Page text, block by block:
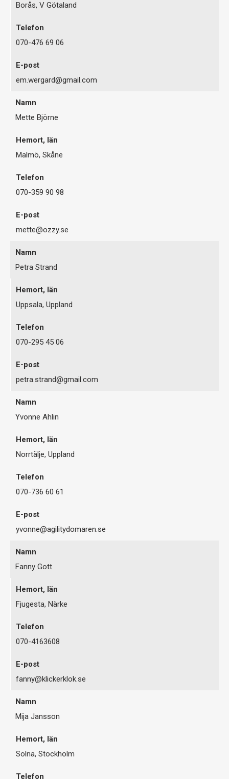
Borås, V Götaland
070-476 69 06
em.wergard@gmail.com
Mette Björne
Malmö, Skåne
070-359 90 98
mette@ozzy.se
Petra Strand
Uppsala, Uppland
070-295 45 06
petra.strand@gmail.com
Yvonne Ahlin
Norrtälje, Uppland
070-736 60 61
yvonne@agilitydomaren.se
Fanny Gott
Fjugesta, Närke
070-4163608
fanny@klickerklok.se
Mija Jansson
Solna, Stockholm